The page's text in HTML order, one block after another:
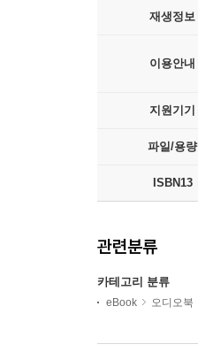
재생정보
이용안내
지원기기
파일/용량
ISBN13
관련분류
카테고리 분류
eBook 오디오북